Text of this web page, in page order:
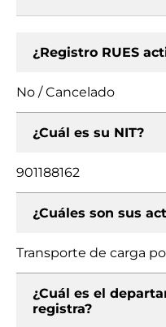
¿Registro RUES
No / Cancelado
¿Cuál es su NIT?
901188162
¿Cuáles son sus
Transporte de carga
¿Cuál es el
registra?